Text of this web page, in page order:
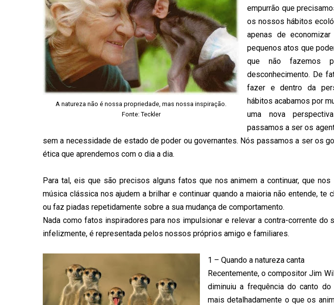
A natureza não é nossa propriedade, mas nossa inspiração.
Fonte: Teckler
empurrão que
os nossos hábitos
apenas de
pequenos atos que
que não fazemos
desconhecimento. De
fazer e dentro da
hábitos acabamos por
uma nova
passamos a ser os
sem a necessidade de estado de poder ou governantes. Nós passamos a ser os
ética que aprendemos com o dia a dia.
Para tal, eis que são precisos alguns fatos que nos animem a continuar, que
música clássica nos ajudem a brilhar e continuar quando a maioria não entende, te
ou faz piadas repetidamente sobre a sua mudança de comportamento.
Nada como fatos inspiradores para nos impulsionar e relevar a contra-corrente do
infelizmente, é representada pelos nossos próprios amigo e familiares.
1 – Quando a natureza canta
Recentemente, o compositor Jim
diminuiu a frequência do canto
mais detalhadamente o que os